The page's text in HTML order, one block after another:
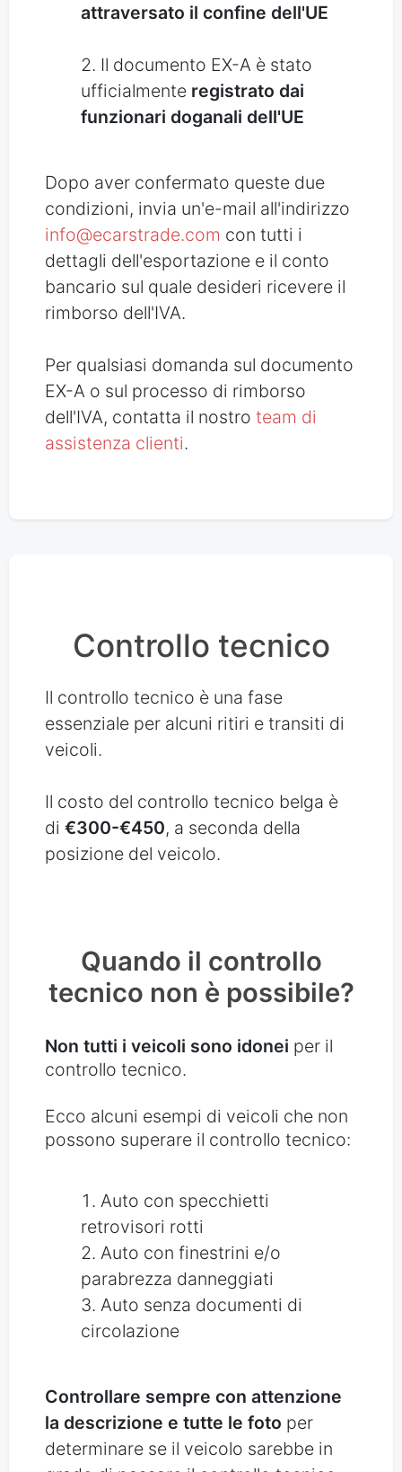
attraversato il confine dell'UE
Il documento EX-A è stato
ufficialmente registrato dai
funzionari doganali dell'UE
Dopo aver confermato queste due
condizioni, invia un'e-mail all'indirizzo
info@ecarstrade.com con tutti i
dettagli dell'esportazione e il conto
bancario sul quale desideri ricevere il
rimborso dell'IVA.
Per qualsiasi domanda sul documento
EX-A o sul processo di rimborso
dell'IVA, contatta il nostro team di
assistenza clienti.
Controllo tecnico
Il controllo tecnico è una fase
essenziale per alcuni ritiri e transiti di
veicoli.
Il costo del controllo tecnico belga è
di €300-€450, a seconda della
posizione del veicolo.
Quando il controllo
tecnico non è possibile?
Non tutti i veicoli sono idonei per il
controllo tecnico.
Ecco alcuni esempi di veicoli che non
possono superare il controllo tecnico:
Auto con specchietti
retrovisori rotti
Auto con finestrini e/o
parabrezza danneggiati
Auto senza documenti di
circolazione
Controllare sempre con attenzione
la descrizione e tutte le foto per
determinare se il veicolo sarebbe in